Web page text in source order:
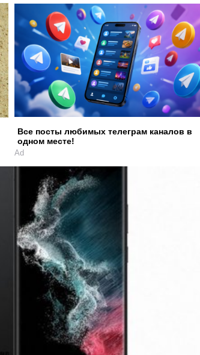
Все посты любимых телеграм каналов в
одном месте!
Ad